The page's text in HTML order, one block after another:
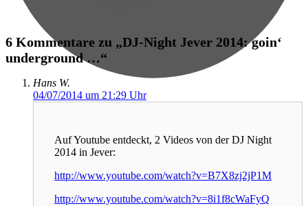
6 Kommentare zu „DJ-Night Jever 2014: goin‘
underground …“
Hans W.
04/07/2014 um 21:29 Uhr
Auf Youtube entdeckt, 2 Videos von der DJ Night
2014 in Jever:
http://www.youtube.com/watch?v=B7X8zj2jP1M
http://www.youtube.com/watch?v=8i1f8cWaFyQ